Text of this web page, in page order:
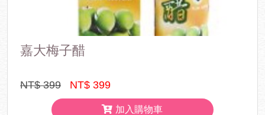
嘉大梅子醋
NT$ 399 NT$ 399
加入購物車